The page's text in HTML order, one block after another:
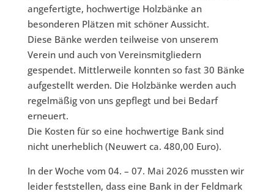
angefertigte, hochwertige Holzbänke an
besonderen Plätzen mit schöner Aussicht.
Diese Bänke werden teilweise von unserem
Verein und auch von Vereinsmitgliedern
gespendet. Mittlerweile konnten so fast 30 Bänke
aufgestellt werden. Die Holzbänke werden auch
regelmäßig von uns gepflegt und bei Bedarf
erneuert.
Die Kosten für so eine hochwertige Bank sind
nicht unerheblich (Neuwert ca. 480,00 Euro).
In der Woche vom 04. – 07. Mai 2026 mussten wir
leider feststellen, dass eine Bank in der Feldmark